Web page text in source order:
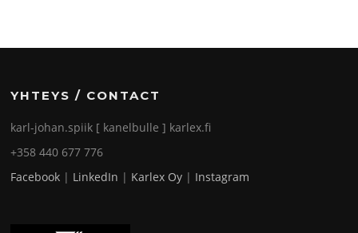
YHTEYS / CONTACT
karl-johan.spiik [ kanelbulle ] karlex.fi
+358 440 677 776
Facebook | LinkedIn | Karlex Oy | Instagram